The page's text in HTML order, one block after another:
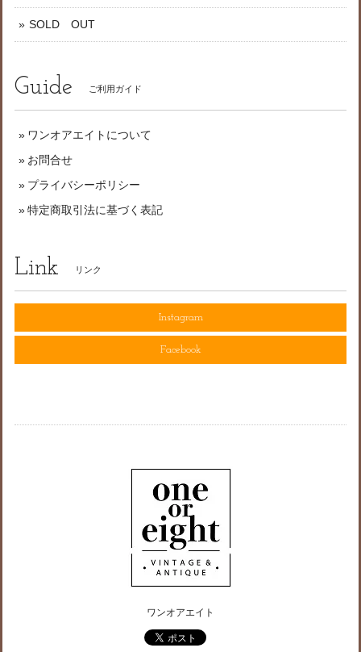
SOLD OUT
Guide ご利用ガイド
ワンオアエイトについて
お問合せ
プライバシーポリシー
特定商取引法に基づく表記
Link リンク
Instagram
Facebook
ワンオアエイト